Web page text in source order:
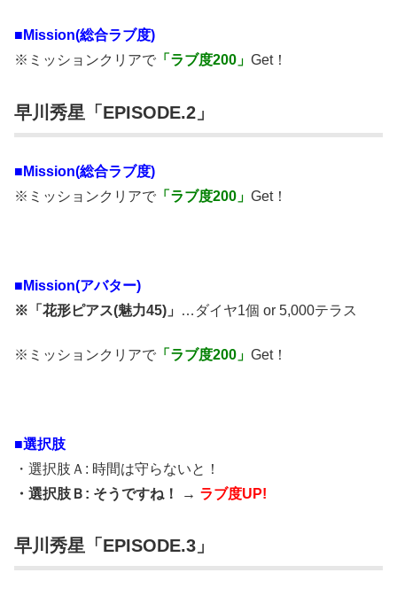
■Mission(総合ラブ度)
※ミッションクリアで 「ラブ度200」 Get！
早川秀星「EPISODE.2」
■Mission(総合ラブ度)
※ミッションクリアで 「ラブ度200」 Get！
■ Mission(アバター)
※「花形ピアス(魅力45)」
…ダイヤ1個 or 5,000テラス
※ミッションクリアで 「ラブ度200」 Get！
■選択肢
・選択肢Ａ: 時間は守らないと！
・選択肢Ｂ: そうですね！ → ラブ度UP!
早川秀星「EPISODE.3」